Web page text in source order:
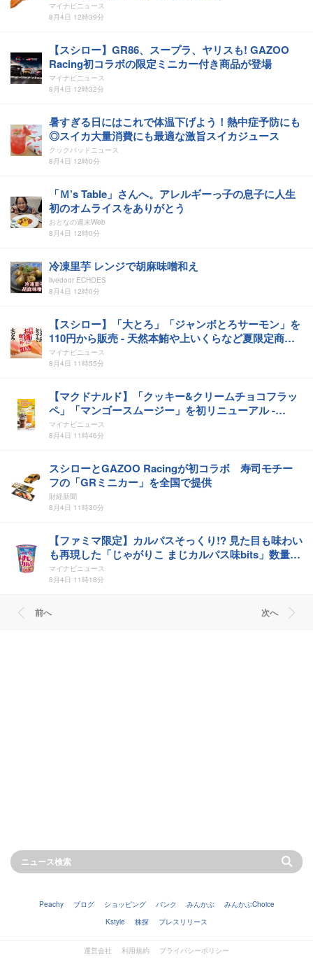
マイナビニュース
8月4日 12時39分
【スシロー】GR86、スープラ、ヤリスも! GAZOO
Racing初コラボの限定ミニカー付き商品が登場
マイナビニュース
8月4日 12時32分
暑すぎる日にはこれで体温下げよう！熱中症予防にも
◎スイカ大量消費にも最適な激旨スイカジュース
クックパッドニュース
8月4日 12時0分
「Ｍ’s Table」さんへ。アレルギーっ子の息子に人生
初のオムライスをありがとう
おとなの週末Web
8月4日 12時0分
冷凍里芋 レンジで胡麻味噌和え
livedoor ECHOES
8月4日 12時0分
【スシロー】「大とろ」「ジャンボとろサーモン」を
110円から販売 - 天然本鮪や上いくらなど夏限定商品
も
マイナビニュース
8月4日 11時55分
【マクドナルド】「クッキー&クリームチョコフラッ
ペ」「マンゴースムージー」を初リニューアル -
TVCMにはHANAのJISOO・YURIが登場
マイナビニュース
8月4日 11時46分
スシローとGAZOO Racingが初コラボ 寿司モチー
フの「GRミニカー」を全国で提供
財経新聞
8月4日 11時30分
【ファミマ限定】カルパスそっくり!? 見た目も味わい
も再現した「じゃがりこ まじカルパス味bits」数量限
定で発売
マイナビニュース
8月4日 11時18分
前へ 次へ
Peachy ブログ ショッピング バンク みんかぶ
みんかぶChoice
Kstyle
株探 プレスリリース
運営会社 利用規約 プライバシーポリシー